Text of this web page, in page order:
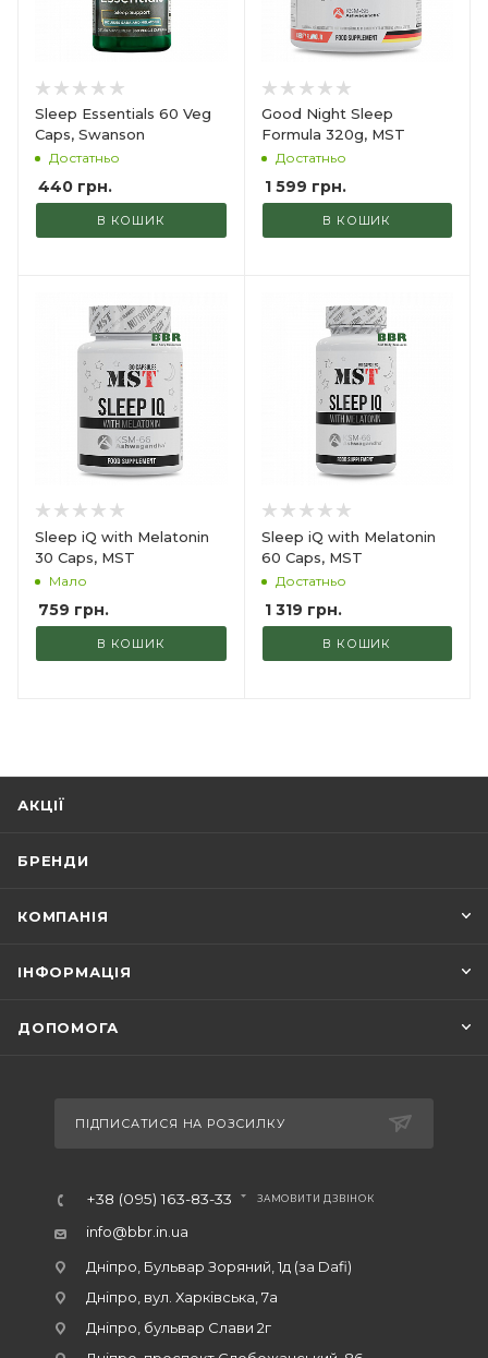
Sleep Essentials 60 Veg
Caps, Swanson
Достатньо
440 грн.
В КОШИК
Good Night Sleep
Formula 320g, MST
Достатньо
1 599 грн.
В КОШИК
Sleep iQ with Melatonin
30 Caps, MST
Мало
759 грн.
В КОШИК
Sleep iQ with Melatonin
60 Caps, MST
Достатньо
1 319 грн.
В КОШИК
АКЦІЇ
БРЕНДИ
КОМПАНІЯ
ІНФОРМАЦІЯ
ДОПОМОГА
ПІДПИСАТИСЯ НА РОЗСИЛКУ
+38 (095) 163-83-33 ЗАМОВИТИ ДЗВІНОК
info@bbr.in.ua
Дніпро, Бульвар Зоряний, 1д (за Dafi)
Дніпро, вул. Харківська, 7а
Дніпро, бульвар Слави 2г